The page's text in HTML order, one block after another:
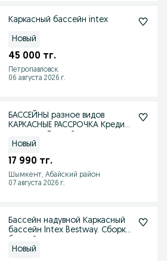
Каркасный бассейн intex
Новый
45 000 тг.
Петропавловск
06 августа 2026 г.
БАССЕЙНЫ разное видов
КАРКАСНЫЕ РАССРОЧКА Кредит
Новый
17 990 тг.
Шымкент, Абайский район
07 августа 2026 г.
Бассейн надувной Каркасный
бассейн Intex Bestway. Сборка
Новый